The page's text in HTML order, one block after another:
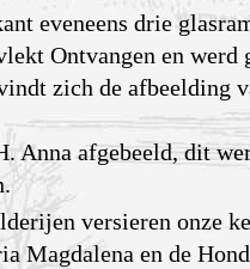
eveneens drie
Ontvangen en werd
zich de afbeelding
Anna afgebeeld, dit
versieren onze
Magdalena en de